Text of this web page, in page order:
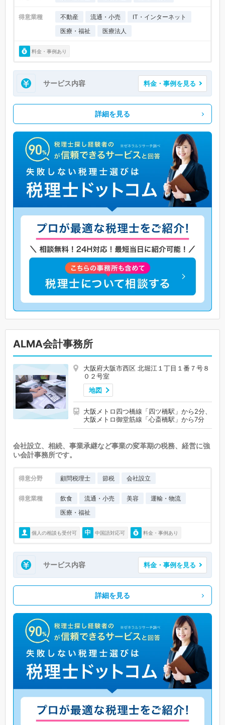
得意業種 不動産 流通・小売
IT・インターネット
医療・福祉
医療法人
料金・事例あり
サービス内容 料金・事例を見る
詳細を見る
ALMA会計事務所
大阪府大阪市西区 北堀江１丁目１番７号８
０２号室
地図
大阪メトロ四つ橋線「四ツ橋駅」から2分、
大阪メトロ御堂筋線「心斎橋駅」から7分
会社設立、相続、事業承継など事業の変革期の税務、経営に強
い会計事務所です。
得意分野 顧問税理士 節税 会社設立
得意業種 飲食 流通・小売 美容
運輸・物流
医療・福祉
個人の相談も受付可 中国語対応可 料金・事例あり
サービス内容 料金・事例を見る
詳細を見る